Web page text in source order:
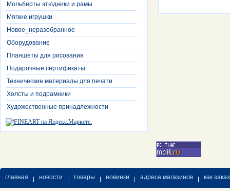
Мольберты этюдники и рамы
Мягкие игрушки
Новое_неразобранное
Оборудование
Планшеты для рисования
Подарочные сертификаты
Технические материалы для печати
Холсты и подрамники
Художественные принадлежности
главная новости товары новинки адреса магазинов как